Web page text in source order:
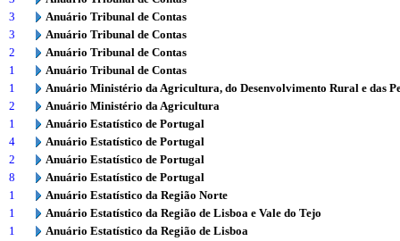
3
Anuário Tribunal de Contas
3
Anuário Tribunal de Contas
2
Anuário Tribunal de Contas
1
Anuário Tribunal de Contas
1
Anuário Ministério da Agricultura, do Desenvolvimento Rural e das
2
Anuário Ministério da Agricultura
1
Anuário Estatístico de Portugal
4
Anuário Estatístico de Portugal
2
Anuário Estatístico de Portugal
8
Anuário Estatístico de Portugal
1
Anuário Estatístico da Região Norte
1
Anuário Estatístico da Região de Lisboa e Vale do Tejo
1
Anuário Estatístico da Região de Lisboa